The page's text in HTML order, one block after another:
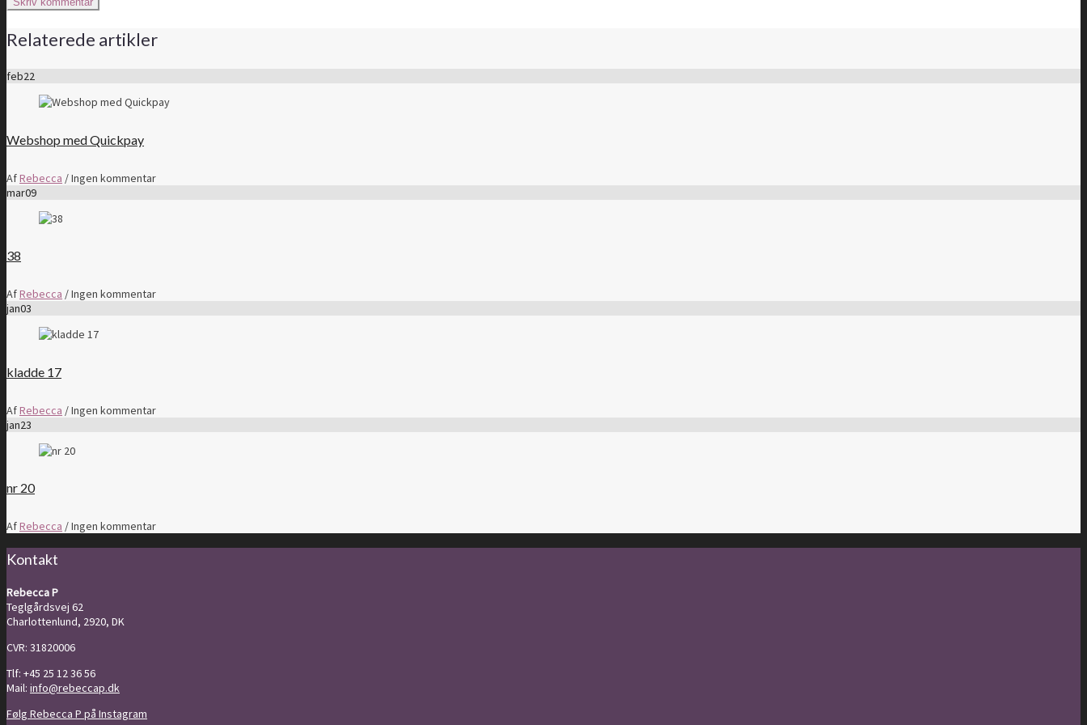
Relaterede artikler
feb22
Webshop med Quickpay
AfRebecca /Ingen kommentar
mar09
38
AfRebecca /Ingen kommentar
jan03
kladde 17
AfRebecca /Ingen kommentar
jan23
nr 20
AfRebecca /Ingen kommentar
Kontakt
Rebecca P
Teglgårdsvej 62
Charlottenlund, 2920, DK
CVR: 31820006
Tlf: +45 25 12 36 56
Mail: info@rebeccap.dk
Følg Rebecca P på Instagram